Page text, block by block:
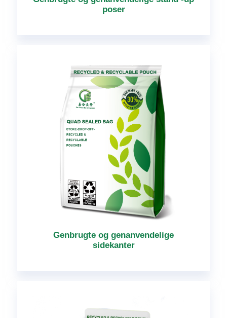
poser
Genbrugte og genanvendelige
sidekanter